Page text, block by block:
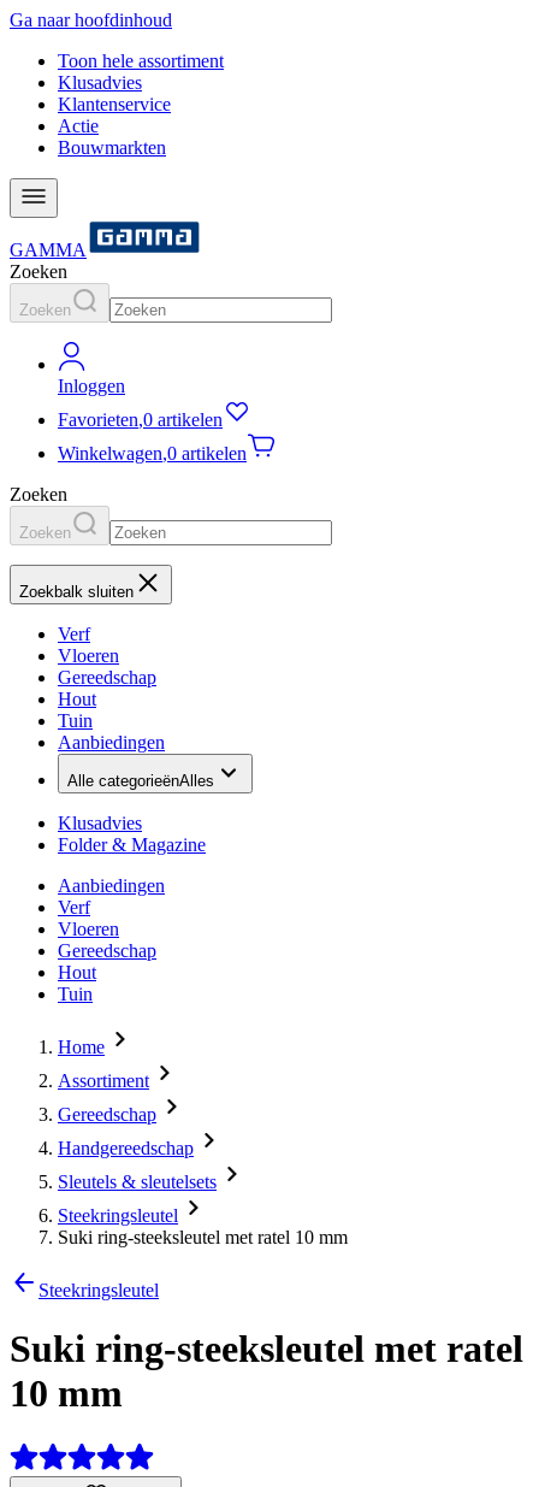
Ga naar hoofdinhoud
Toon hele assortiment
Klusadvies
Klantenservice
Actie
Bouwmarkten
GAMMA
Zoeken
Zoeken
Inloggen
Favorieten,0 artikelen
Winkelwagen,0 artikelen
Zoeken
Zoeken
Zoekbalk sluiten
Verf
Vloeren
Gereedschap
Hout
Tuin
Aanbiedingen
Alle categorieënAlles
Klusadvies
Folder & Magazine
Aanbiedingen
Verf
Vloeren
Gereedschap
Hout
Tuin
Home
Assortiment
Gereedschap
Handgereedschap
Sleutels & sleutelsets
Steekringsleutel
Suki ring-steeksleutel met ratel 10 mm
Steekringsleutel
Suki ring-steeksleutel met ratel
10 mm